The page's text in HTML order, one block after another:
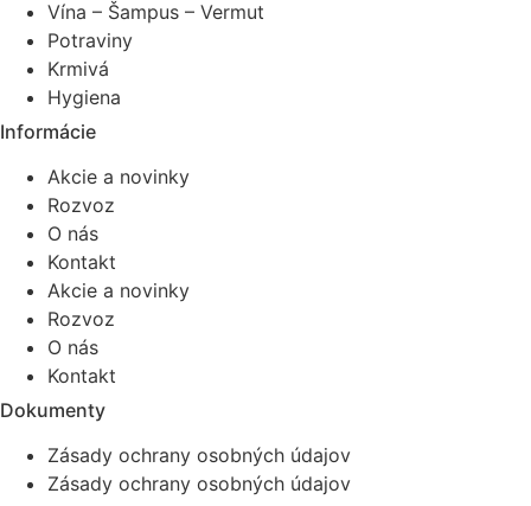
Vína – Šampus – Vermut
Potraviny
Krmivá
Hygiena
Informácie
Akcie a novinky
Rozvoz
O nás
Kontakt
Akcie a novinky
Rozvoz
O nás
Kontakt
Dokumenty
Zásady ochrany osobných údajov
Zásady ochrany osobných údajov